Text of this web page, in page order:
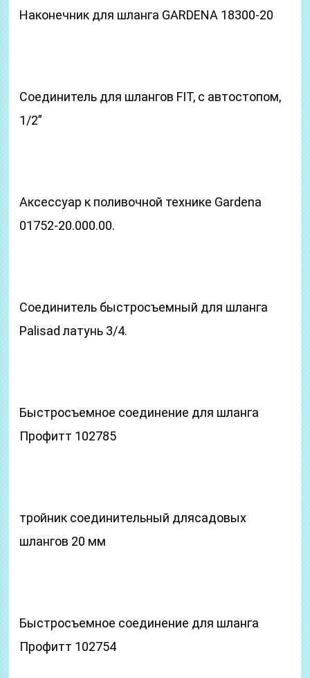
Наконечник для шланга GARDENA 18300-20
Соединитель для шлангов FIT, с автостопом,
1/2”
Аксессуар к поливочной технике Gardena
01752-20.000.00.
Соединитель быстросъемный для шланга
Palisad латунь 3/4.
Быстросъемное соединение для шланга
Профитт 102785
тройник соединительный длясадовых
шлангов 20 мм
Быстросъемное соединение для шланга
Профитт 102754